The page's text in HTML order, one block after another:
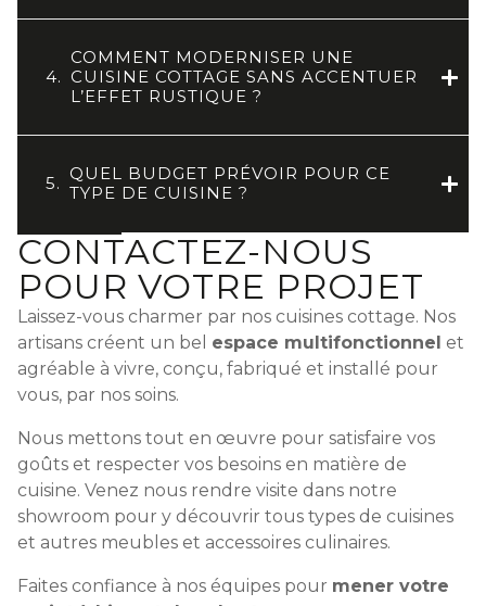
4.
COMMENT MODERNISER UNE
CUISINE COTTAGE SANS ACCENTUER
L’EFFET RUSTIQUE ?
5. QUEL BUDGET PRÉVOIR POUR CE
TYPE DE CUISINE ?
CONTACTEZ-NOUS
POUR VOTRE PROJET
Laissez-vous charmer par nos cuisines cottage. Nos
artisans créent un bel espace multifonctionnel et
agréable à vivre, conçu, fabriqué et installé pour
vous, par nos soins.
Nous mettons tout en œuvre pour satisfaire vos
goûts et respecter vos besoins en matière de
cuisine. Venez nous rendre visite dans notre
showroom pour y découvrir tous types de cuisines
et autres meubles et accessoires culinaires.
Faites confiance à nos équipes pour mener votre